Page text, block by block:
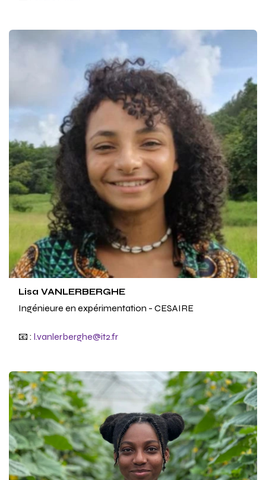
Lisa VANLERBERGHE
Ingénieure en expérimentation - CESAIRE
📧 : l.vanlerberghe@it2.fr